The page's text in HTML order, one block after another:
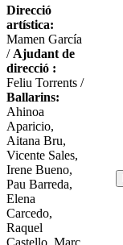
Direcció
artística:
Mamen García
/ Ajudant de
direcció :
Feliu Torrents /
Ballarins:
Ahinoa
Aparicio,
Aitana Bru,
Vicente Sales,
Irene Bueno,
Pau Barreda,
Elena
Carcedo,
Raquel